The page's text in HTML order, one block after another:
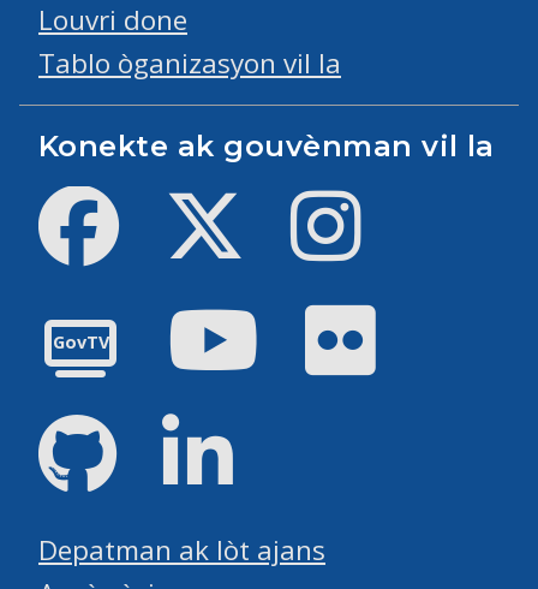
Louvri done
Tablo òganizasyon vil la
Konekte ak gouvènman vil la
Facebook Twitter
GovTV
Youtube
GitHub
Depatman ak lòt ajans